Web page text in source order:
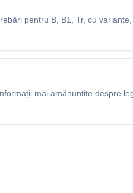
pentru B, B1, Tr, cu
mai amănunțite despre